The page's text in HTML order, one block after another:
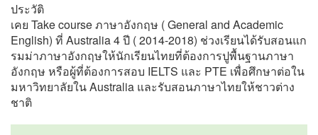
ประวัติ
เคย Take course ภาษาอังกฤษ ( General and Academic
English) ที่ Australia 4 ปี ( 2014-2018) ช่วงเรียนได้รับสอนแก
รมม่าภาษาอังกฤษให้นักเรียนไทยที่ต้องการปูพื้นฐานภาษา
อังกฤษ หรือผู้ที่ต้องการสอบ IELTS และ PTE เพื่อศึกษาต่อใน
มหาวิทยาลัยใน Australia และรับสอนภาษาไทยให้ชาวต่าง
ชาติ